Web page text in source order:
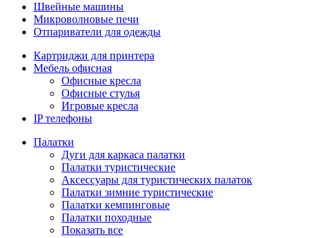
Швейные машины
Микроволновые печи
Отпариватели для одежды
Картриджи для принтера
Мебель офисная
Офисные кресла
Офисные стулья
Игровые кресла
IP телефоны
Палатки
Дуги для каркаса палатки
Палатки туристические
Аксессуары для туристических палаток
Палатки зимние туристические
Палатки кемпинговые
Палатки походные
Показать все